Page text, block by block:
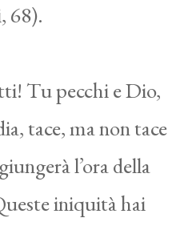
68).
Tu pecchi e Dio,
tace, ma non tace
l’ora della
iniquità hai